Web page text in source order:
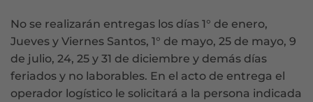
No se realizarán entregas los días 1° de enero,
Jueves y Viernes Santos, 1° de mayo, 25 de mayo, 9
de julio, 24, 25 y 31 de diciembre y demás días
feriados y no laborables. En el acto de entrega el
operador logístico le solicitará a la persona indicada